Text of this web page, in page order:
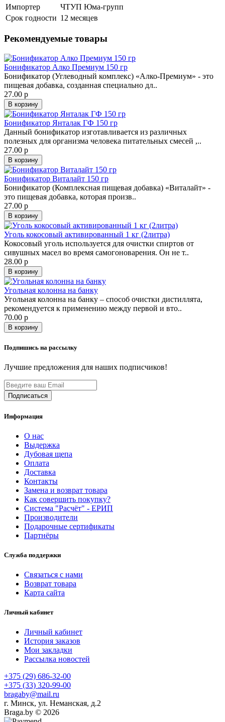
Импортер
ЧТУП Юма-групп
Срок годности 12 месяцев
Рекомендуемые товары
Бонификатор Алко Премиум 150 гр
Бонификатор (Углеводный комплекс) «Алко-Премиум» - это
пищевая добавка, созданная специально дл..
27.00 р
В корзину
Бонификатор Янталак ГФ 150 гр
Данный бонификатор изготавливается из различных
полезных для организма человека питательных смесей ,..
27.00 р
В корзину
Бонификатор Виталайт 150 гр
Бонификатор (Комплексная пищевая добавка) «Виталайт» -
это пищевая добавка, которая произв..
27.00 р
В корзину
Уголь кокосовый активированный 1 кг (2литра)
Кокосовый уголь используется для очистки спиртов от
сивушных масел во время самогоноварения. Он не т..
28.00 р
В корзину
Угольная колонна на банку
Угольная колонна на банку – способ очистки дистиллята,
рекомендуется к применению между первой и вто..
70.00 р
В корзину
Подпишись на рассылку
Лучшие предложения для наших подписчиков!
Информация
О нас
Выдержка
Дубовая щепа
Оплата
Доставка
Контакты
Замена и возврат товара
Как совершить покупку?
Система "Расчёт" - ЕРИП
Производители
Подарочные сертификаты
Партнёры
Служба поддержки
Связаться с нами
Возврат товара
Карта сайта
Личный кабинет
Личный кабинет
История заказов
Мои закладки
Рассылка новостей
+375 (29) 686-32-00
+375 (33) 320-99-00
bragaby@mail.ru
г. Минск, ул. Неманская, д.2
Braga.by © 2026